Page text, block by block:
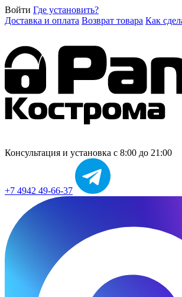
Войти Где установить?
Доставка и оплата Возврат товара Как
Консультация и установка с 8:00 до 21:00
+7 4942 49-66-37